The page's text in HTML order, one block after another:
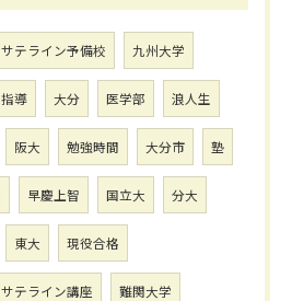
テライン予備校 九州大学
導 大分 医学部 浪人生
阪大 勉強時間 大分市 塾
早慶上智 国立大 分大
東大 現役合格
テライン講座 難関大学